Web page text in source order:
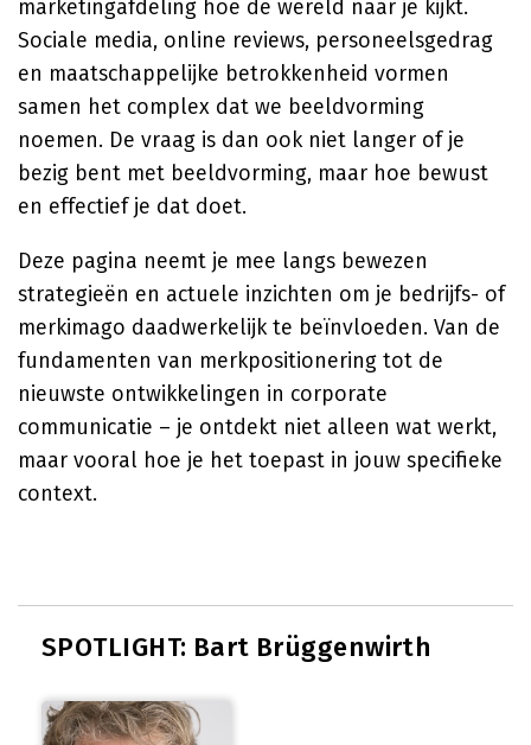
marketingafdeling hoe de wereld naar je kijkt.
Sociale media, online reviews, personeelsgedrag
en maatschappelijke betrokkenheid vormen
samen het complex dat we beeldvorming
noemen. De vraag is dan ook niet langer of je
bezig bent met beeldvorming, maar hoe bewust
en effectief je dat doet.
Deze pagina neemt je mee langs bewezen
strategieën en actuele inzichten om je bedrijfs- of
merkimago daadwerkelijk te beïnvloeden. Van de
fundamenten van merkpositionering tot de
nieuwste ontwikkelingen in corporate
communicatie – je ontdekt niet alleen wat werkt,
maar vooral hoe je het toepast in jouw specifieke
context.
SPOTLIGHT: Bart Brüggenwirth